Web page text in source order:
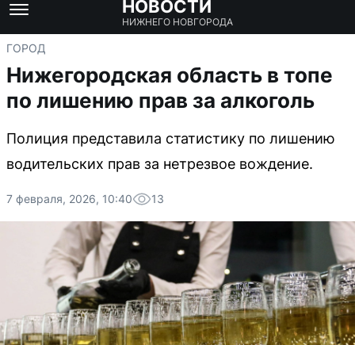
НОВОСТИ
НИЖНЕГО НОВГОРОДА
ГОРОД
Нижегородская область в топе
по лишению прав за алкоголь
Полиция представила статистику по лишению
водительских прав за нетрезвое вождение.
7 февраля, 2026, 10:40 13